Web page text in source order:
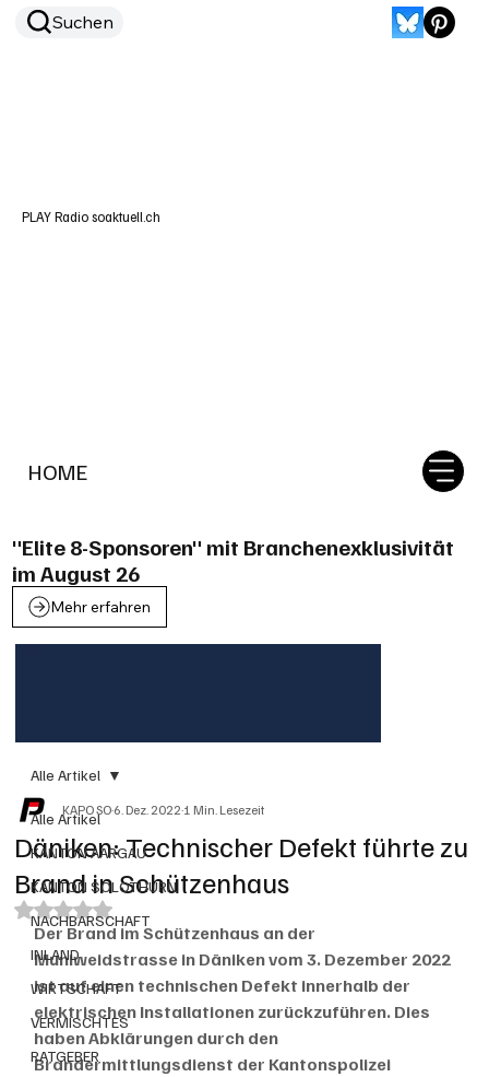
HOME
Suchen
PLAY Radio soaktuell.ch
"Elite 8-Sponsoren" mit Branchenexklusivität
im August 26
Mehr erfahren
Alle Artikel
KANTON AARGAU
KANTON SOLOTHURN
NACHBARSCHAFT
INLAND
WIRTSCHAFT
VERMISCHTES
RATGEBER
Alle Artikel
Däniken: Technischer Defekt führte zu
Brand in Schützenhaus
KAPO SO6. Dez. 20221 Min. Lesezeit
Mit NaN von 5 Sternen bewertet.
Der Brand im Schützenhaus an der
Muniweidstrasse in Däniken vom 3. Dezember 2022
ist auf einen technischen Defekt innerhalb der
elektrischen Installationen zurückzuführen. Dies
haben Abklärungen durch den
Brandermittlungsdienst der Kantonspolizei